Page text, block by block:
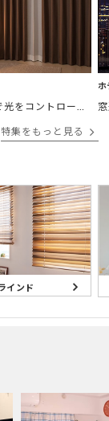
”がここにある。
光をコントロールし
特集をもっと見る
インド